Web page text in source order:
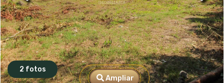
2 fotos
Ampliar